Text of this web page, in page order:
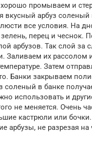
промываем и
вкусный арбуз соленый
все условия. На
перец и чеснок.
арбузов. Так слой за
Заливаем их рассолом
Затем
Банки закрываем
соленый в банке
использовать и
не меняется. Очень
кастрюли или
арбузы, не разрезая на